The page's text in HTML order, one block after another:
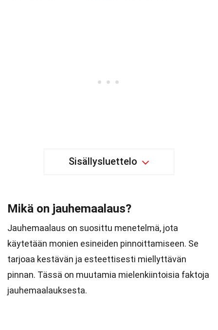
Sisällysluettelo
Mikä on jauhemaalaus?
Jauhemaalaus on suosittu menetelmä, jota
käytetään monien esineiden pinnoittamiseen. Se
tarjoaa kestävän ja esteettisesti miellyttävän
pinnan. Tässä on muutamia mielenkiintoisia faktoja
jauhemaalauksesta.